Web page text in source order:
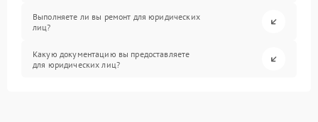
Выполняете ли вы ремонт для юридических
лиц?
Какую документацию вы предоставляете
для юридических лиц?